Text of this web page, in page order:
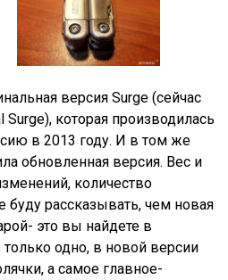
версия Surge (сейчас
Surge), которая производилась
в 2013 году. И в том же
обновленная версия. Вес и
количество
буду рассказывать, чем новая
это вы найдете в
только одно, в новой версии
а самое главное-